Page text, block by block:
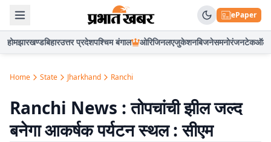
ePaper
होमझारखण्डबिहारउत्तर प्रदेशपश्चिम बंगाल ओरिजिनलएजुकेशनबिजनेसमनोरंजनटेकऑटो
Home State Jharkhand Ranchi
Ranchi News : तोपचांची झील जल्द
बनेगा आकर्षक पर्यटन स्थल : सीएम